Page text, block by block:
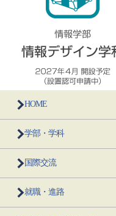
HOME
学部・学科
国際交流
就職・進路